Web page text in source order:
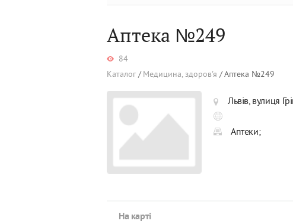
Волинь
Закарпаття
Чернівці
Аптека №249
84
Каталог
Медицина, здоров'я Аптека №249
Львів, вулиця
Аптеки;
На карті